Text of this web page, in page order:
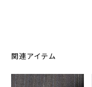
関連アイテム